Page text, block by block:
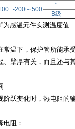
-200～500
*
B级
为感温元件实测温度值
常温下，保护管所能承
、壁厚有关，而且还与
阶跃变化时，热电阻的
电阻：